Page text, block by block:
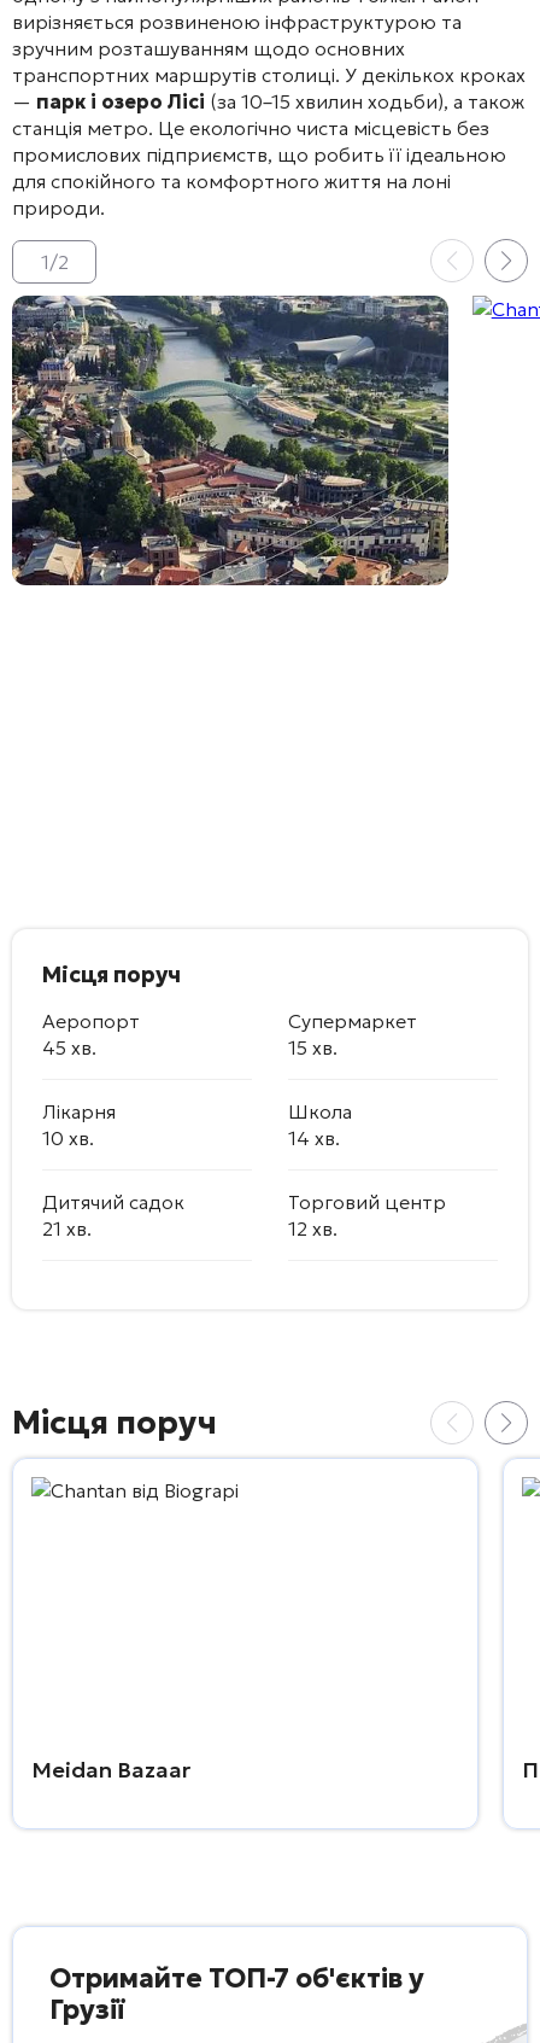
вирізняється розвиненою інфраструктурою та
зручним розташуванням щодо основних
транспортних маршрутів столиці. У декількох кроках
— парк і озеро Лісі (за 10–15 хвилин ходьби), а також
станція метро. Це екологічно чиста місцевість без
промислових підприємств, що робить її ідеальною
для спокійного та комфортного життя на лоні
природи.
1/2
Місця поруч
Аеропорт
45 хв.
Супермаркет
15 хв.
Лікарня
10 хв.
Школа
14 хв.
Дитячий садок
21 хв.
Торговий центр
12 хв.
Місця поруч
Meidan Bazaar
Отримайте ТОП-7 об'єктів у
Грузії